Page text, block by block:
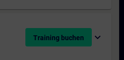
Training buchen expand_more